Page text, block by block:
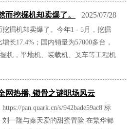
而挖掘机却卖爆了。 2025/07/28
掘机却卖爆了。今年1 - 5月，挖掘
长17.4%；国内销量为57000多台，
机，平地机、装载机、叉车等工程机
网热播, 锁骨之谜职场风云
2025/07/19
pan.quark.cn/s/942bade59ac8 标
一隆与秦天爱的甜蜜冒险 在繁华都